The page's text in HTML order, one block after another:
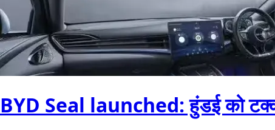
BYD Seal launched: हुंडई को